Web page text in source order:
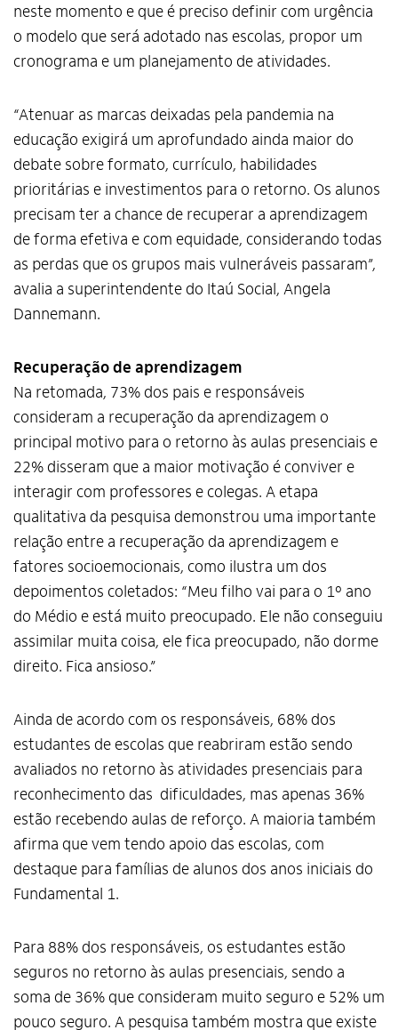
neste momento e que é preciso definir com urgência
o modelo que será adotado nas escolas, propor um
cronograma e um planejamento de atividades.
“Atenuar as marcas deixadas pela pandemia na
educação exigirá um aprofundado ainda maior do
debate sobre formato, currículo, habilidades
prioritárias e investimentos para o retorno. Os alunos
precisam ter a chance de recuperar a aprendizagem
de forma efetiva e com equidade, considerando todas
as perdas que os grupos mais vulneráveis passaram”,
avalia a superintendente do Itaú Social, Angela
Dannemann.
Recuperação de aprendizagem
Na retomada, 73% dos pais e responsáveis
consideram a recuperação da aprendizagem o
principal motivo para o retorno às aulas presenciais e
22% disseram que a maior motivação é conviver e
interagir com professores e colegas. A etapa
qualitativa da pesquisa demonstrou uma importante
relação entre a recuperação da aprendizagem e
fatores socioemocionais, como ilustra um dos
depoimentos coletados: “Meu filho vai para o 1º ano
do Médio e está muito preocupado. Ele não conseguiu
assimilar muita coisa, ele fica preocupado, não dorme
direito. Fica ansioso.”
Ainda de acordo com os responsáveis, 68% dos
estudantes de escolas que reabriram estão sendo
avaliados no retorno às atividades presenciais para
reconhecimento das dificuldades, mas apenas 36%
estão recebendo aulas de reforço. A maioria também
afirma que vem tendo apoio das escolas, com
destaque para famílias de alunos dos anos iniciais do
Fundamental 1.
Para 88% dos responsáveis, os estudantes estão
seguros no retorno às aulas presenciais, sendo a
soma de 36% que consideram muito seguro e 52% um
pouco seguro. A pesquisa também mostra que existe